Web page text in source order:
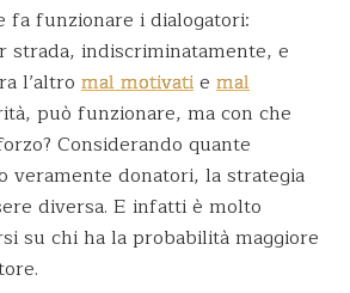
fa funzionare i dialogatori:
indiscriminatamente, e
l’altro mal motivatie mal
può funzionare, ma con che
Considerando quante
veramente donatori, la strategia
diversa. E infatti è molto
su chi ha la probabilità maggiore